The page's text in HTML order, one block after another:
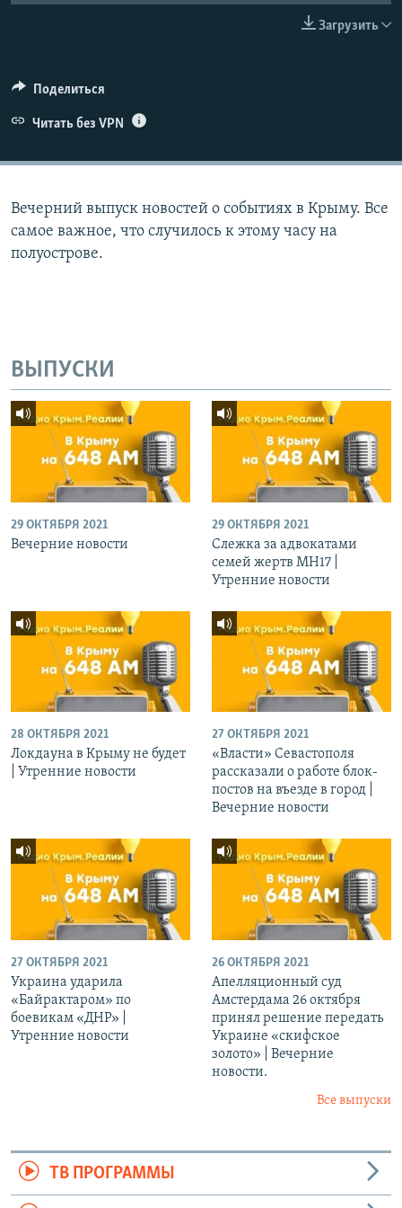
ELIFBE
УКРАИНСКАЯ ПРОБЛЕМА КРЫМА
Загрузить
Поделиться
Читать без VPN
Вечерний выпуск новостей о событиях в Крыму. Все
самое важное, что случилось к этому часу на
полуострове.
ВЫПУСКИ
29 ОКТЯБРЯ 2021
Вечерние новости
29 ОКТЯБРЯ 2021
Слежка за адвокатами
семей жертв МН17 |
Утренние новости
28 ОКТЯБРЯ 2021
Локдауна в Крыму не будет
| Утренние новости
27 ОКТЯБРЯ 2021
«Власти» Севастополя
рассказали о работе блок-
постов на въезде в город |
Вечерние новости
27 ОКТЯБРЯ 2021
Украина ударила
«Байрактаром» по
боевикам «ДНР» |
Утренние новости
26 ОКТЯБРЯ 2021
Апелляционный суд
Амстердама 26 октября
принял решение передать
Украине «скифское
золото» | Вечерние
новости.
Все выпуски
ТВ ПРОГРАММЫ